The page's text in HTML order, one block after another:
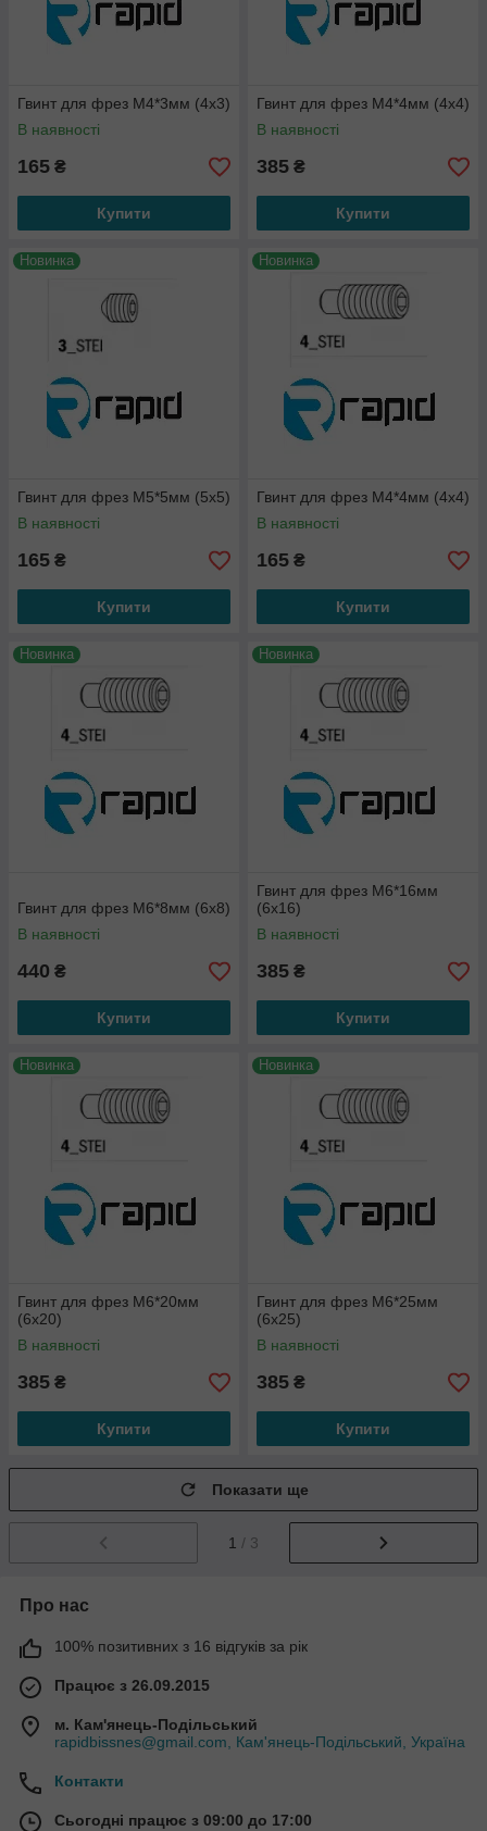
Гвинт для фрез М4*3мм (4х3)
В наявності
165 ₴
Купити
Гвинт для фрез М4*4мм (4х4)
В наявності
385 ₴
Купити
Новинка
Гвинт для фрез М5*5мм (5х5)
В наявності
165 ₴
Купити
Новинка
Гвинт для фрез М4*4мм (4х4)
В наявності
165 ₴
Купити
Новинка
Гвинт для фрез М6*8мм (6х8)
В наявності
440 ₴
Купити
Новинка
Гвинт для фрез М6*16мм
(6х16)
В наявності
385 ₴
Купити
Новинка
Гвинт для фрез М6*20мм
(6х20)
В наявності
385 ₴
Купити
Новинка
Гвинт для фрез М6*25мм
(6х25)
В наявності
385 ₴
Купити
Показати ще
1 / 3
Про нас
100% позитивних з 16 відгуків за рік
Працює з 26.09.2015
м. Кам'янець-Подільський
rapidbissnes@gmail.com, Кам'янець-Подільський, Україна
Контакти
Сьогодні працює з 09:00 до 17:00